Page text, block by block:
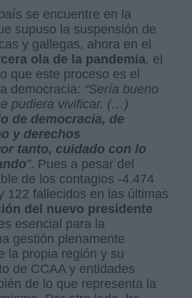
se encuentre en la
supuso la suspensión de
y gallegas, ahora en el
ola de la pandemia, el
que este proceso es el
democracia: “Sería bueno
pudiera vivificar. (…)
de democracia, de
y derechos
tanto, cuidado con lo
”. Pues a pesar del
de los contagios -4.474
122 fallecidos en las últimas
del nuevo presidente
esencial para la
gestión plenamente
la propia región y su
de CCAA y entidades
de lo que representa la